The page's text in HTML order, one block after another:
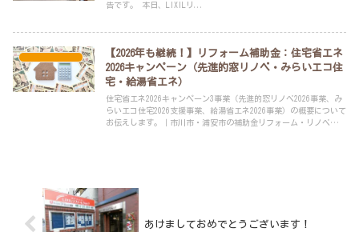
告です。 本日、LIXILリ...
【2026年も継続！】リフォーム補助金：住宅省エネ
2026キャンペーン（先進的窓リノベ・みらいエコ住
宅・給湯省エネ）
住宅省エネ2026キャンペーン3事業（先進的窓リノベ2026事業、み
らいエコ住宅2026支援事業、給湯省エネ2026事業）の概要について
お伝えします。｜市川市・浦安市の補助金リフォーム・リノベーシ
あけましておめでとうございます！